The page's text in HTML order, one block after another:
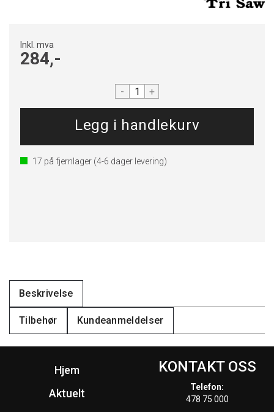
Inkl. mva
284,-
- +
17 på fjernlager (4-6 dager levering)
Beskrivelse
Tilbehør Kundeanmeldelser
Hjem
Aktuelt
KONTAKT OSS
Telefon:
478 75 000